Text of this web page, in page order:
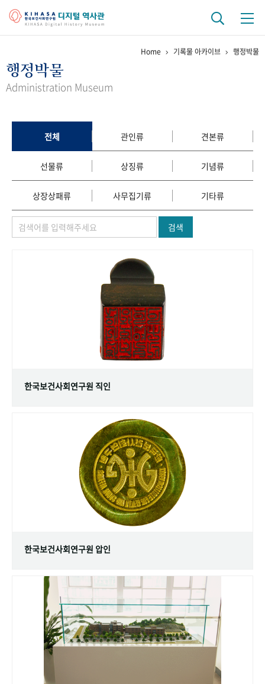
걸어온 길 기관 변천사
정책과 연구 키워드로 보는 연구 역사
연구자들
간행물 변천사
기록물 아카이브
사진 아카이브 문서 기록물 행정박물 영상 기록물
숫자로 보는 50년 50+1
Home 기록물 아카이브 행정박물
행정박물
Administration Museum
전체 관인류 견본류
선물류 상징류 기념류
상장상패류 사무집기류 기타류
검색
한국보건사회연구원 직인
한국보건사회연구원 압인